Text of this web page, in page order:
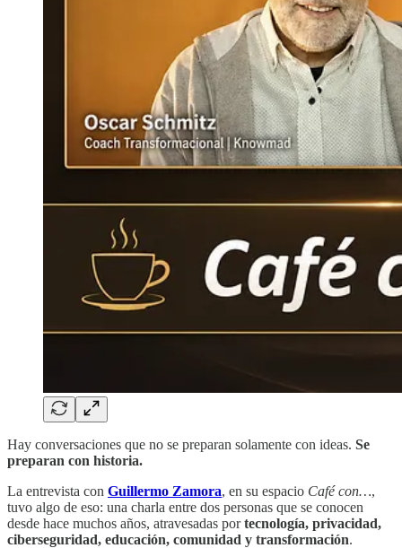
Hay conversaciones que no se preparan solamente con ideas. Se
preparan con historia.
La entrevista con Guillermo Zamora, en su espacio Café con…,
tuvo algo de eso: una charla entre dos personas que se conocen
desde hace muchos años, atravesadas portecnología, privacidad,
ciberseguridad, educación, comunidad y transformación.